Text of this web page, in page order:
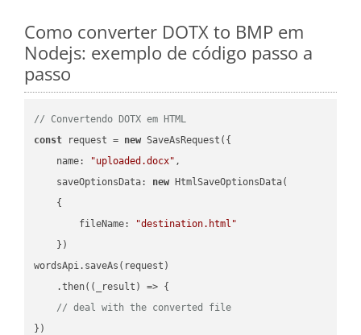
Como converter DOTX to BMP em
Nodejs: exemplo de código passo a
passo
// Convertendo DOTX em HTML
const request = new SaveAsRequest({
name: "uploaded.docx" ,
saveOptionsData: new HtmlSaveOptionsData(
    {
fileName:
"destination.html"
    })
wordsApi.saveAs(request)
    .then(
( _result ) => {
// deal with the converted file
})